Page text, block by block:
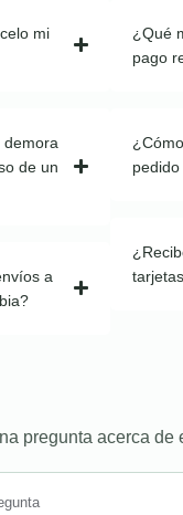
mi
demora
de un
a
¿Qué
pago
pregunta acerca de